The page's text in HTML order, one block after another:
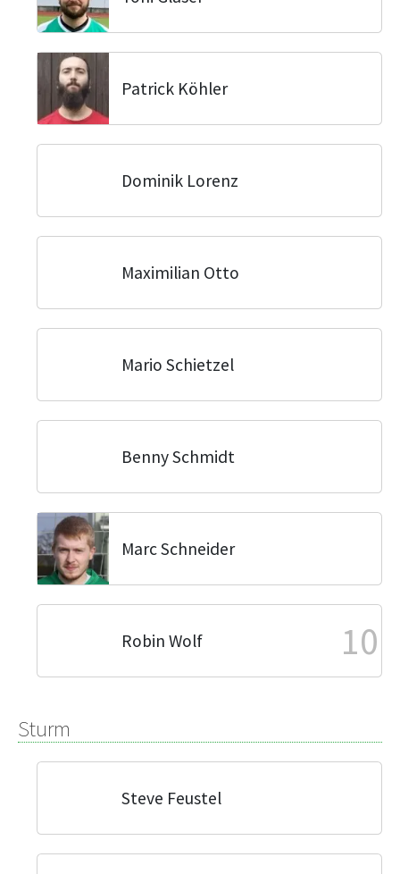
Patrick Köhler
Dominik Lorenz
Maximilian Otto
Mario Schietzel
Benny Schmidt
Marc Schneider
Robin Wolf 10
Sturm
Steve Feustel